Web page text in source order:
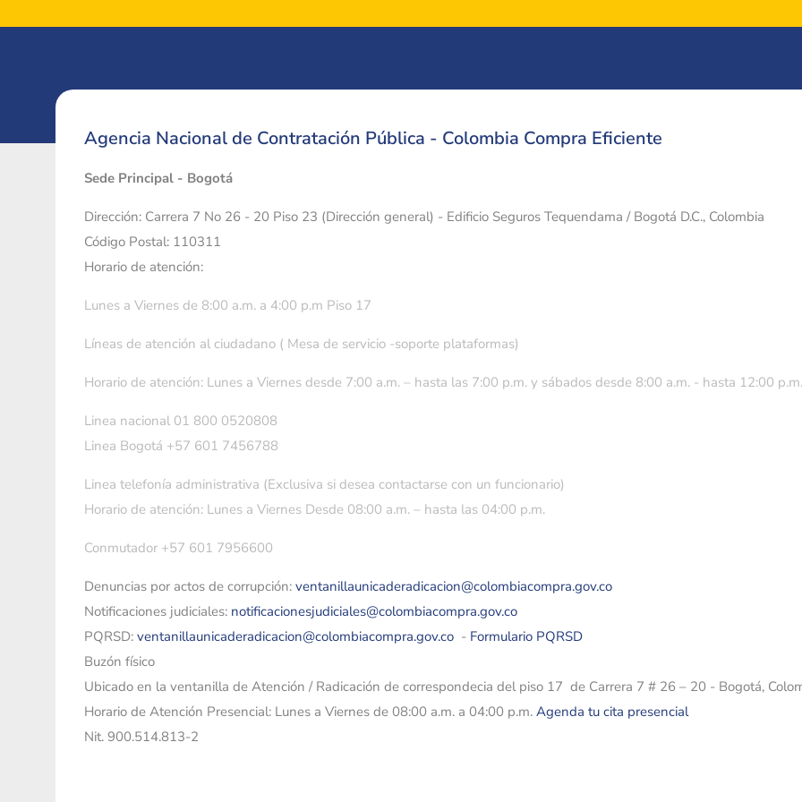
Agencia Nacional de Contratación Pública - Colombia Compra Eficiente
Sede Principal - Bogotá
Dirección: Carrera 7 No 26 - 20 Piso 23 (Dirección general) - Edificio Seguros Tequendama / Bogotá D.C., Colombia
Código Postal: 110311
Horario de atención:
Lunes a Viernes de 8:00 a.m. a 4:00 p.m Piso 17
Líneas de atención al ciudadano ( Mesa de servicio -soporte plataformas)
Horario de atención: Lunes a Viernes desde 7:00 a.m. – hasta las 7:00 p.m. y sábados desde 8:00 a.m. - hasta 12:00 p.m.
Linea nacional 01 800 0520808
Linea Bogotá +57 601 7456788
Linea telefonía administrativa (Exclusiva si desea contactarse con un funcionario)
Horario de atención: Lunes a Viernes Desde 08:00 a.m. – hasta las 04:00 p.m.
Conmutador +57 601 7956600
Denuncias por actos de corrupción: ventanillaunicaderadicacion@colombiacompra.gov.co
Notificaciones judiciales: notificacionesjudiciales@colombiacompra.gov.co
PQRSD: ventanillaunicaderadicacion@colombiacompra.gov.co - Formulario PQRSD
Buzón físico
Ubicado en la ventanilla de Atención / Radicación de correspondecia del piso 17 de Carrera 7 # 26 – 20 - Bogotá,
Horario de Atención Presencial: Lunes a Viernes de 08:00 a.m. a 04:00 p.m. Agenda tu cita presencial
Nit. 900.514.813-2